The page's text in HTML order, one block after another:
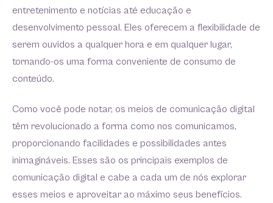
entretenimento e notícias até educação e
desenvolvimento pessoal. Eles oferecem a flexibilidade de
serem ouvidos a qualquer hora e em qualquer lugar,
tornando-os uma forma conveniente de consumo de
conteúdo.
Como você pode notar, os meios de comunicação digital
têm revolucionado a forma como nos comunicamos,
proporcionando facilidades e possibilidades antes
inimagináveis. Esses são os principais exemplos de
comunicação digital e cabe a cada um de nós explorar
esses meios e aproveitar ao máximo seus benefícios.